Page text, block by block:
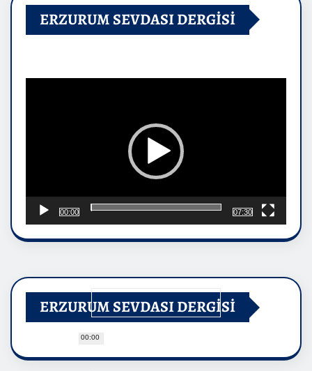
ERZURUM SEVDASI DERGİSİ
00:00
00:00
07:30
ERZURUM SEVDASI DERGİSİ